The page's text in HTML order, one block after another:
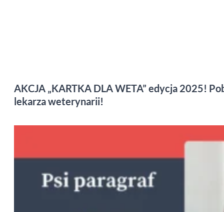
AKCJA „KARTKA DLA WETA” edycja 2025!
lekarza weterynarii!